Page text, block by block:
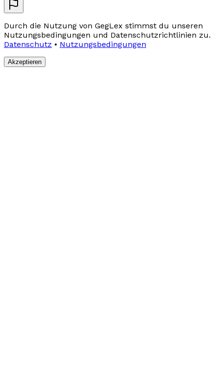
Durch die Nutzung von GegLex stimmst du unseren
Nutzungsbedingungen und Datenschutzrichtlinien zu.
Datenschutz • Nutzungsbedingungen
Akzeptieren